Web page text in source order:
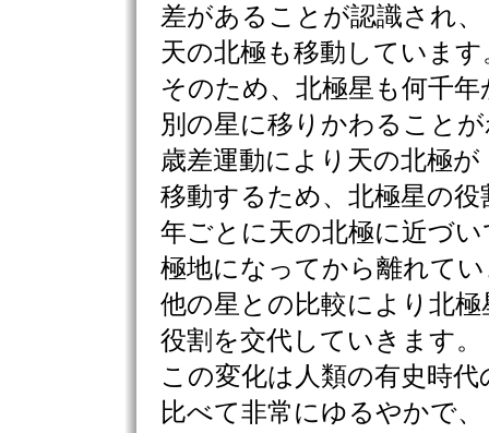
差があることが認識され、
天の北極も移動しています
そのため、北極星も何千年
別の星に移りかわること
歳差運動により天の北極が
移動するため、北極星の
年ごとに天の北極に近づい
極地になってから離れて
他の星との比較により北極
役割を交代していきます。
この変化は人類の有史時代
比べて非常にゆるやかで、